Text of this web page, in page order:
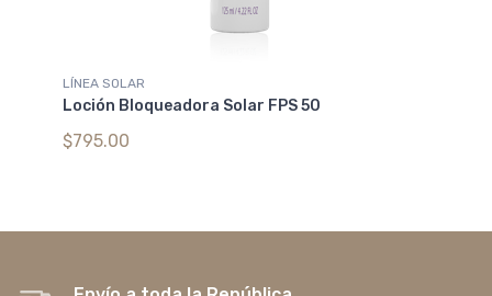
LÍNEA SOLAR
Loción Bloqueadora Solar FPS 50
$795.00